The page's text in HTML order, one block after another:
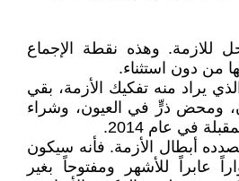
للازمة. وهذه نقطة الإجماع
من دون استثناء.
يراد منه تفكيك الأزمة، بقي
ومحض ذرٍّ في العيون، وشراء
في عام 2014.
بصدده أبطال الأزمة. فأنه سيكون
عابراً للأشهر ومفتوحاً بغير